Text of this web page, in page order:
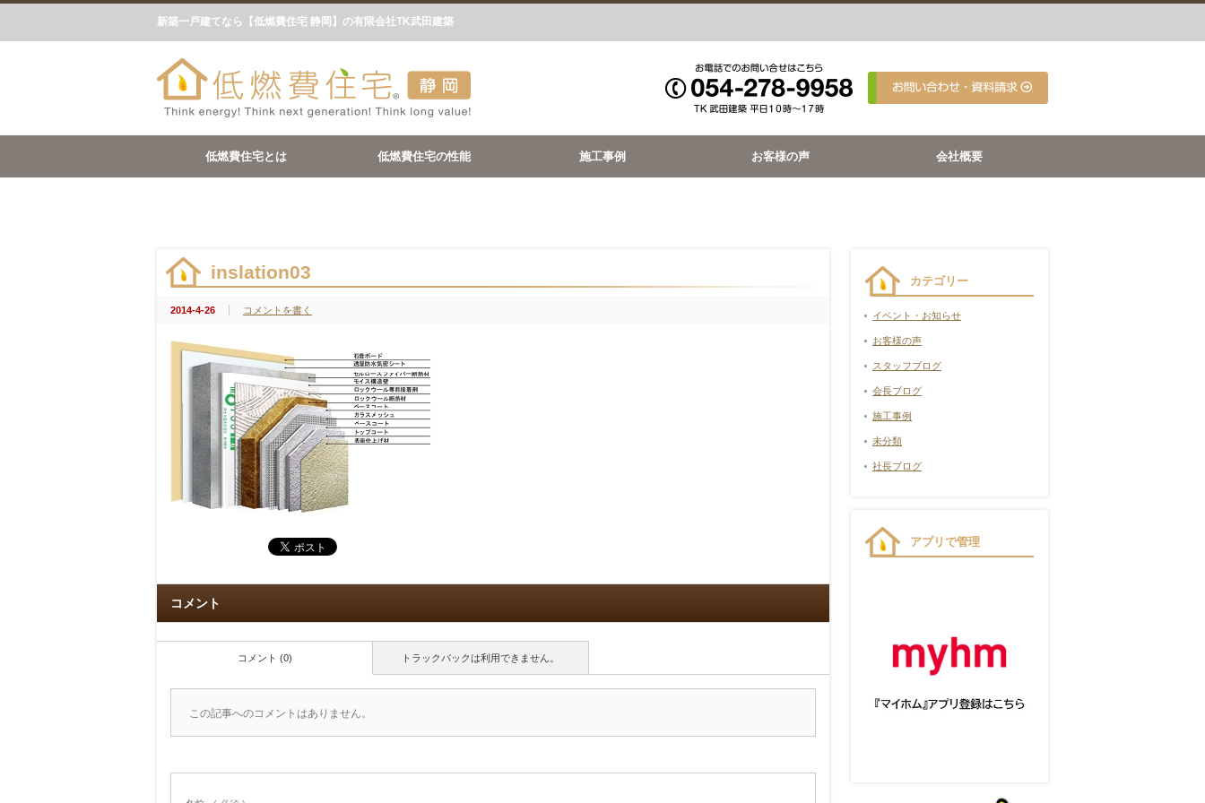
新築一戸建てなら【低燃費住宅 静岡】の有限会社TK武田建築
低燃費住宅とは 低燃費住宅の性能 施工事例 お客様の声 会社概要
inslation03
2014-4-26 コメントを書く
コメント
トラックバックは利用できません。
コメント (0)
この記事へのコメントはありません。
カテゴリー
イベント・お知らせ
お客様の声
スタッフブログ
会長ブログ
施工事例
未分類
社長ブログ
アプリで管理